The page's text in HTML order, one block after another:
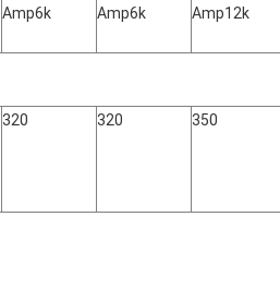
Amp6k Amp6k Amp12k
320 320 350